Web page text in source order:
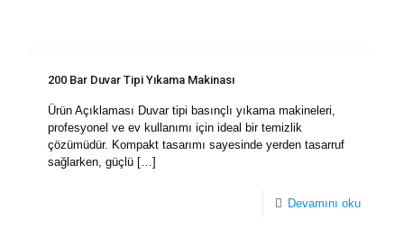
200 Bar Duvar Tipi Yıkama Makinası
Ürün Açıklaması Duvar tipi basınçlı yıkama makineleri,
profesyonel ve ev kullanımı için ideal bir temizlik
çözümüdür. Kompakt tasarımı sayesinde yerden tasarruf
sağlarken, güçlü […]
Devamını oku